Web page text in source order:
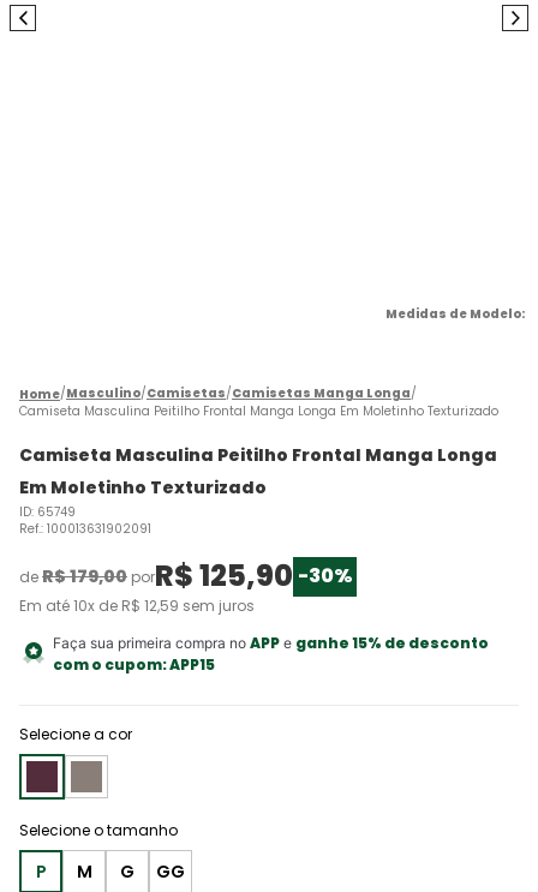
Masculino Camisetas Camisetas Manga Longa
Camiseta Masculina Peitilho Frontal Manga Longa Em Moletinho Texturizado
Camiseta Masculina Peitilho Frontal Manga Longa
Em Moletinho Texturizado
ID: 65749
Ref.: 100013631902091
deR$179,00 porR$125,90 -30%
Em até10x de R$ 12,59 sem juros
Faça sua primeira compra no APPe ganhe 15% de desconto
com o cupom:APP15
Selecione a cor
P M G GG